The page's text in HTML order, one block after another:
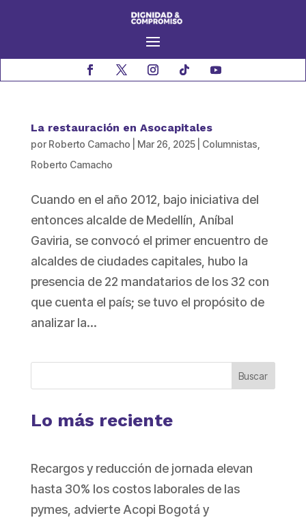
La restauración en Asocapitales
por Roberto Camacho Mar 26, 2025| Columnistas
Roberto Camacho
Cuando en el año 2012, bajo iniciativa del
entonces alcalde de Medellín, Aníbal
Gaviria, se convocó el primer encuentro de
alcaldes de ciudades capitales, hubo la
presencia de 22 mandatarios de los 32 con
que cuenta el país; se tuvo el propósito de
analizar la...
Buscar
Lo más reciente
Recargos y reducción de jornada elevan
hasta 30% los costos laborales de las
pymes, advierte Acopi Bogotá y